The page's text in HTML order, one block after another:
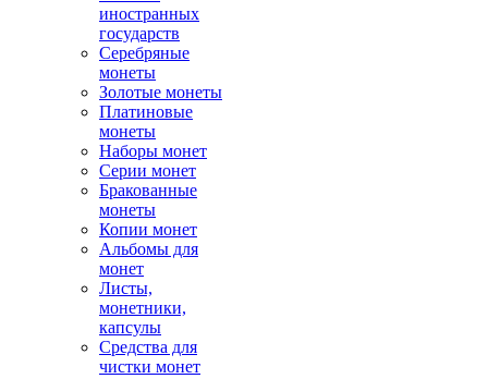
иностранных
государств
Серебряные
монеты
Золотые монеты
Платиновые
монеты
Наборы монет
Серии монет
Бракованные
монеты
Копии монет
Альбомы для
монет
Листы,
монетники,
капсулы
Средства для
чистки монет